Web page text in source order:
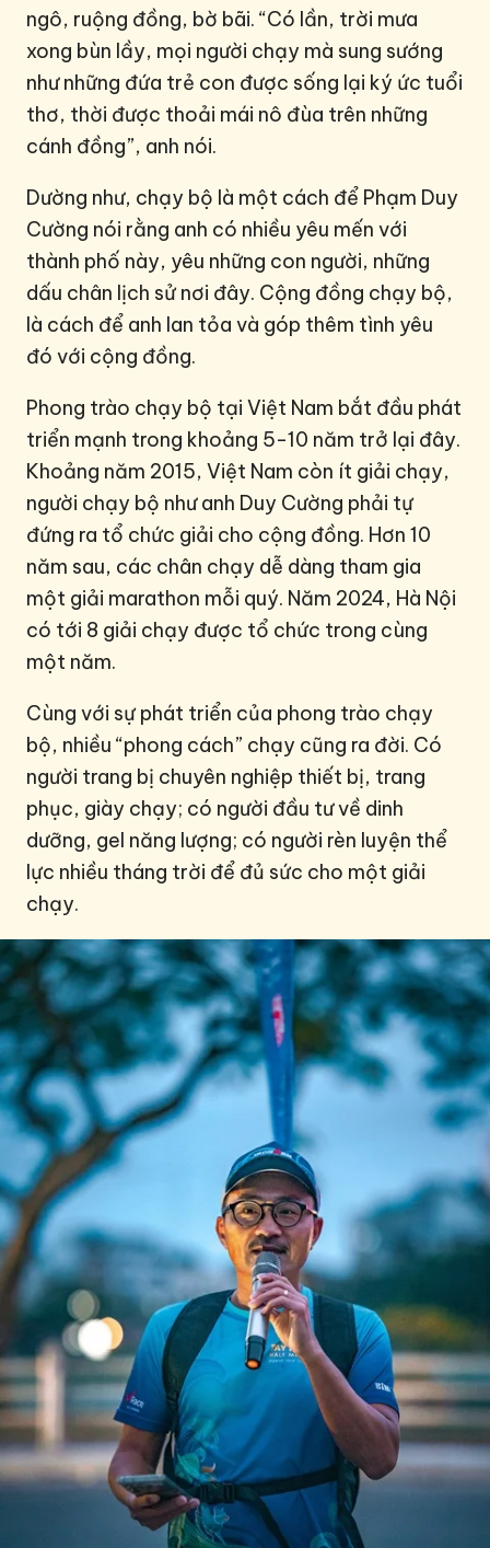
ngô, ruộng đồng, bờ bãi. “Có lần, trời mưa
xong bùn lầy, mọi người chạy mà sung sướng
như những đứa trẻ con được sống lại ký ức tuổi
thơ, thời được thoải mái nô đùa trên những
cánh đồng”, anh nói.
Dường như, chạy bộ là một cách để Phạm Duy
Cường nói rằng anh có nhiều yêu mến với
thành phố này, yêu những con người, những
dấu chân lịch sử nơi đây. Cộng đồng chạy bộ,
là cách để anh lan tỏa và góp thêm tình yêu
đó với cộng đồng.
Phong trào chạy bộ tại Việt Nam bắt đầu phát
triển mạnh trong khoảng 5-10 năm trở lại đây.
Khoảng năm 2015, Việt Nam còn ít giải chạy,
người chạy bộ như anh Duy Cường phải tự
đứng ra tổ chức giải cho cộng đồng. Hơn 10
năm sau, các chân chạy dễ dàng tham gia
một giải marathon mỗi quý. Năm 2024, Hà Nội
có tới 8 giải chạy được tổ chức trong cùng
một năm.
Cùng với sự phát triển của phong trào chạy
bộ, nhiều “phong cách” chạy cũng ra đời. Có
người trang bị chuyên nghiệp thiết bị, trang
phục, giày chạy; có người đầu tư về dinh
dưỡng, gel năng lượng; có người rèn luyện thể
lực nhiều tháng trời để đủ sức cho một giải
chạy.